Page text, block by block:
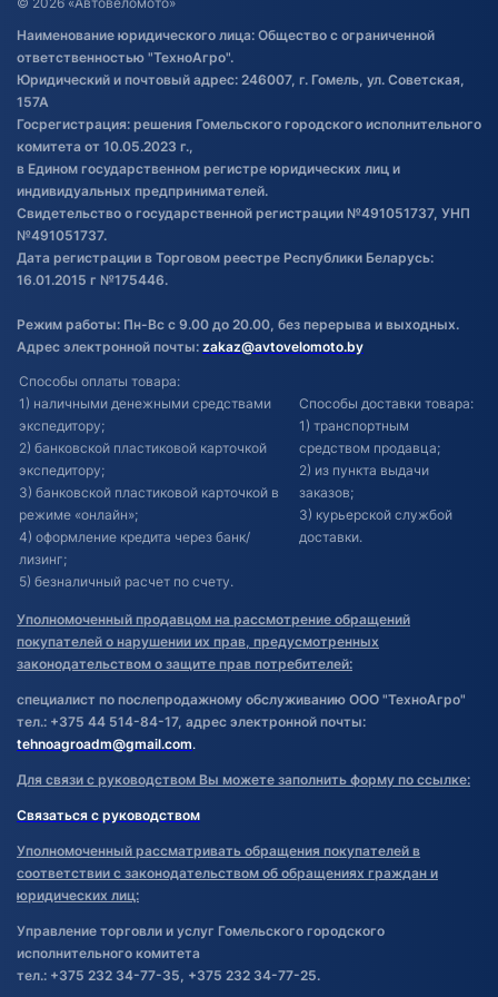
Обработка файлов cookie
Постановка транспорта на учет
Обновления в ЭПТС 2024
Наименование юридического лица: Общество с ограниченной
ответственностью "ТехноАгро".
Юридический и почтовый адрес: 246007, г. Гомель, ул. Советская,
157А
Госрегистрация: решения Гомельского городского исполнительного
комитета от 10.05.2023 г.,
в Едином государственном регистре юридических лиц и
индивидуальных предпринимателей.
Свидетельство о государственной регистрации №491051737, УНП
№491051737.
Дата регистрации в Торговом реестре Республики Беларусь:
16.01.2015 г №175446.
Режим работы: Пн-Вс с 9.00 до 20.00, без перерыва и выходных.
Адрес электронной почты: zakaz@avtovelomoto.by
Способы оплаты товара:
1) наличными денежными средствами
экспедитору;
2) банковской пластиковой карточкой
экспедитору;
3) банковской пластиковой карточкой в
режиме «онлайн»;
4) оформление кредита через банк/
лизинг;
5) безналичный расчет по счету.
Способы доставки товара:
1) транспортным
средством продавца;
2) из пункта выдачи
заказов;
3) курьерской службой
доставки.
Уполномоченный продавцом на рассмотрение обращений
покупателей о нарушении их прав, предусмотренных
законодательством о защите прав потребителей:
специалист по послепродажному обслуживанию ООО "ТехноАгро"
тел.: +375 44 514-84-17, адрес электронной почты:
tehnoagroadm@gmail.com.
Для связи с руководством Вы можете заполнить форму по ссылке:
Связаться с руководством
Уполномоченный рассматривать обращения покупателей в
соответствии с законодательством об обращениях граждан и
юридических лиц:
Управление торговли и услуг Гомельского городского
исполнительного комитета
тел.: +375 232 34-77-35, +375 232 34-77-25.